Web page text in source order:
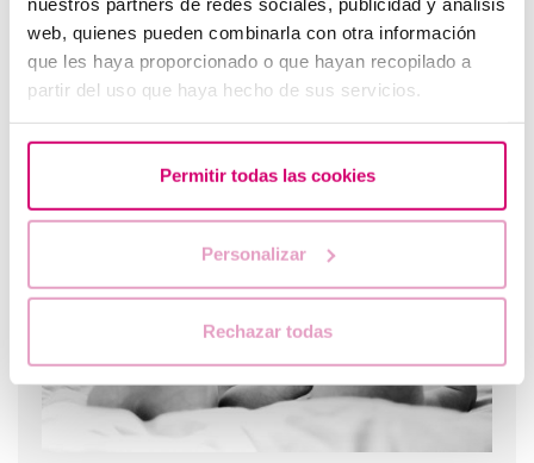
web, quienes pueden combinarla con otra información
que les haya proporcionado o que hayan recopilado a
partir del uso que haya hecho de sus servicios.
Permitir todas las cookies
Personalizar
Rechazar todas
Qu’est-ce que le REM d’un spermogramme ?